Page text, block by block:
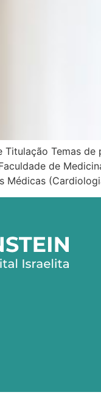
Titulação Temas
de
Médicas